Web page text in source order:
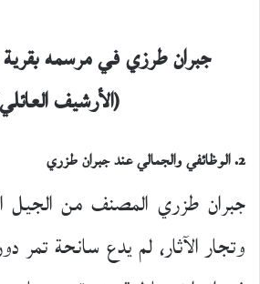
جبران طرزي في مرسمه بقرية
(الأرشيف
2. الوظائفي والجمالي عند جبران طزري
جبران طزري المصنف من الجيل
وتجار الآثار، لم يدع سانحة تمر